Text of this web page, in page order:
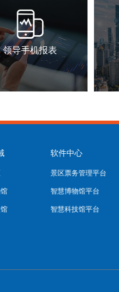
领导手机报表
软件中心
景区票务管理平台
智慧博物馆平台
智慧科技馆平台